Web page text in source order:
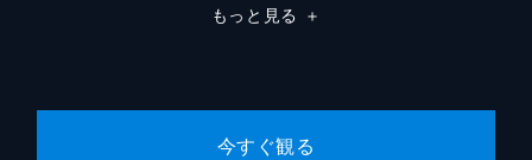
もっと見る ＋
今すぐ観る